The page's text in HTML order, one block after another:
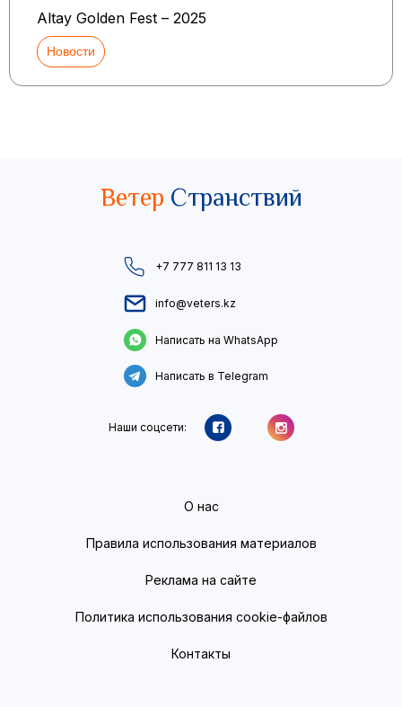
Altay Golden Fest – 2025
Новости
Ветер Странствий
+7 777 811 13 13
info@veters.kz
Написать на WhatsApp
Написать в Telegram
Наши соцсети:
О нас
Правила использования материалов
Реклама на сайте
Политика использования cookie-файлов
Контакты